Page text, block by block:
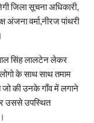
जिला सूचना अधिकारी,
अंजना वर्मा,नीरज पांथरी
सिंह लालटेन लेकर
के साथ साथ तमाम
जो की उनके गाँव में लगाने
उससे उपस्थित